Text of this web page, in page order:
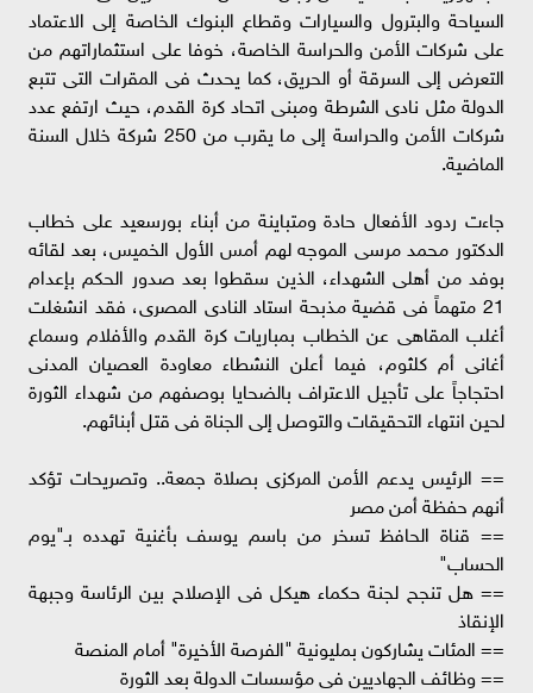
السياحة والبترول والسيارات وقطاع البنوك الخاصة إلى الاعتماد
على شركات الأمن والحراسة الخاصة، خوفا على استثماراتهم من
التعرض إلى السرقة أو الحريق، كما يحدث فى المقرات التى تتبع
الدولة مثل نادى الشرطة ومبنى اتحاد كرة القدم، حيث ارتفع عدد
شركات الأمن والحراسة إلى ما يقرب من 250 شركة خلال السنة
الماضية.
جاءت ردود الأفعال حادة ومتباينة من أبناء بورسعيد على خطاب
الدكتور محمد مرسى الموجه لهم أمس الأول الخميس، بعد لقائه
بوفد من أهلى الشهداء، الذين سقطوا بعد صدور الحكم بإعدام
21 متهماً فى قضية مذبحة استاد النادى المصرى، فقد انشغلت
أغلب المقاهى عن الخطاب بمباريات كرة القدم والأفلام وسماع
أغانى أم كلثوم، فيما أعلن النشطاء معاودة العصيان المدنى
احتجاجاً على تأجيل الاعتراف بالضحايا بوصفهم من شهداء الثورة
لحين انتهاء التحقيقات والتوصل إلى الجناة فى قتل أبنائهم.
== الرئيس يدعم الأمن المركزى بصلاة جمعة.. وتصريحات تؤكد
أنهم حفظة أمن مصر
== قناة الحافظ تسخر من باسم يوسف بأغنية تهدده بـ"يوم
الحساب"
== هل تنجح لجنة حكماء هيكل فى الإصلاح بين الرئاسة وجبهة
الإنقاذ
== المئات يشاركون بمليونية "الفرصة الأخيرة" أمام المنصة
== وظائف الجهاديين فى مؤسسات الدولة بعد الثورة